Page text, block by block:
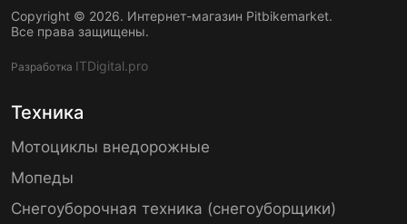
Copyright © 2026. Интернет-магазин Pitbikemarket.
Все права защищены.
Разработка ITDigital.pro
Техника
Мотоциклы внедорожные
Мопеды
Снегоуборочная техника (снегоуборщики)